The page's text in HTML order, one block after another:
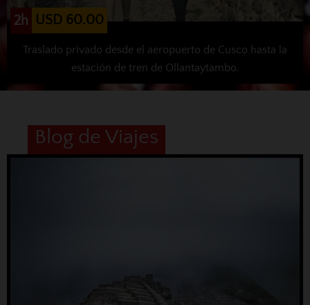
2h USD 60.00
Traslado privado desde el aeropuerto de Cusco hasta la
estación de tren de Ollantaytambo.
Blog de Viajes